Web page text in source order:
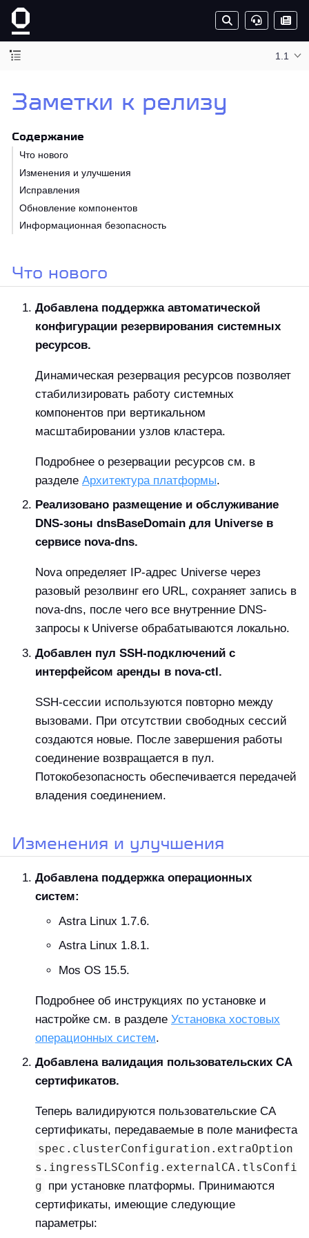
1.1
Заметки к релизу
Содержание
Что нового
Изменения и улучшения
Исправления
Обновление компонентов
Информационная безопасность
Что нового
Добавлена поддержка автоматической
конфигурации резервирования системных
ресурсов.
Динамическая резервация ресурсов позволяет
стабилизировать работу системных
компонентов при вертикальном
масштабировании узлов кластера.
Подробнее о резервации ресурсов см. в
разделе Архитектура платформы.
Реализовано размещение и обслуживание
DNS-зоны dnsBaseDomain для Universe в
сервисе nova-dns.
Nova определяет IP-адрес Universe через
разовый резолвинг его URL, сохраняет запись в
nova-dns, после чего все внутренние DNS-
запросы к Universe обрабатываются локально.
Добавлен пул SSH-подключений с
интерфейсом аренды в nova-ctl.
SSH-сессии используются повторно между
вызовами. При отсутствии свободных сессий
создаются новые. После завершения работы
соединение возвращается в пул.
Потокобезопасность обеспечивается передачей
владения соединением.
Изменения и улучшения
Добавлена поддержка операционных
систем:
Astra Linux 1.7.6.
Astra Linux 1.8.1.
Mos OS 15.5.
Подробнее об инструкциях по установке и
настройке см. в разделе Установка хостовых
операционных систем.
Добавлена валидация пользовательских CA
сертификатов.
Теперь валидируются пользовательские CA
сертификаты, передаваемые в поле манифеста
spec.clusterConfiguration.extraOption
s.ingressTLSConfig.externalCA.tlsConfi
g при установке платформы. Принимаются
сертификаты, имеющие следующие
параметры: